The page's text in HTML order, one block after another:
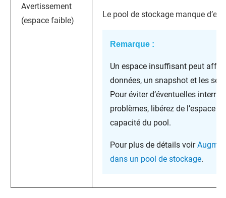
Avertissement
(espace faible)
Le pool de stockage manque
Remarque :
Un espace insuffisant peut
données, un snapshot et les
Pour éviter d’éventuelles
problèmes, libérez de l’espace
capacité du pool.
Pour plus de détails voir
dans un pool de stockage.